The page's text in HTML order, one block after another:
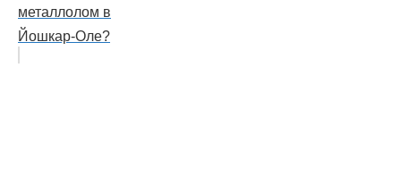
металлолом в
Йошкар-Оле?